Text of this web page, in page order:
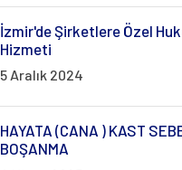
İzmir'de Şirketlere Özel
Hizmeti
5 Aralık 2024
HAYATA (CANA ) KAST
BOŞANMA